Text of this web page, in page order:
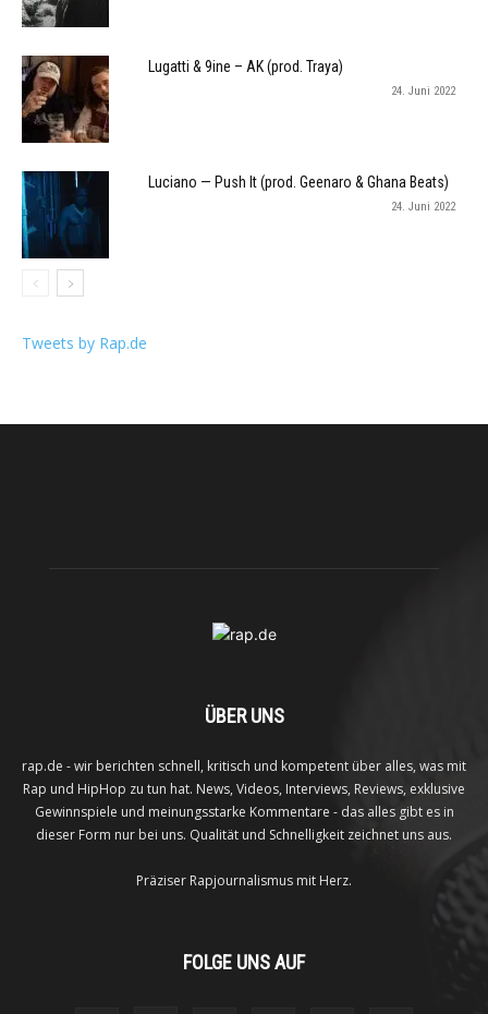
Lugatti & 9ine – AK (prod. Traya)
24. Juni 2022
Luciano — Push It (prod. Geenaro & Ghana Beats)
24. Juni 2022
Tweets by Rap.de
ÜBER UNS
rap.de - wir berichten schnell, kritisch und kompetent über alles, was mit
Rap und HipHop zu tun hat. News, Videos, Interviews, Reviews, exklusive
Gewinnspiele und meinungsstarke Kommentare - das alles gibt es in
dieser Form nur bei uns. Qualität und Schnelligkeit zeichnet uns aus.
Präziser Rapjournalismus mit Herz.
FOLGE UNS AUF